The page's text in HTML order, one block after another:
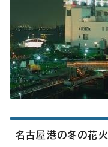
名古屋港の冬の花火